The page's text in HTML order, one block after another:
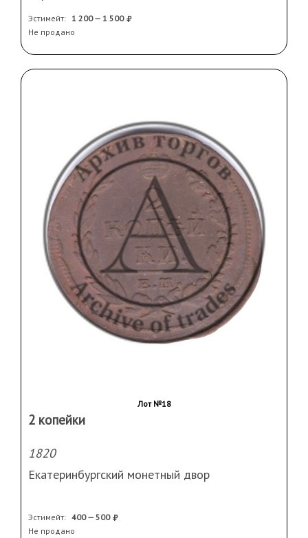
Эстимейт: 1 200 — 1 500
Не продано
Лот №18
2 копейки
1820
Екатеринбургский монетный двор
Эстимейт: 400 — 500
Не продано